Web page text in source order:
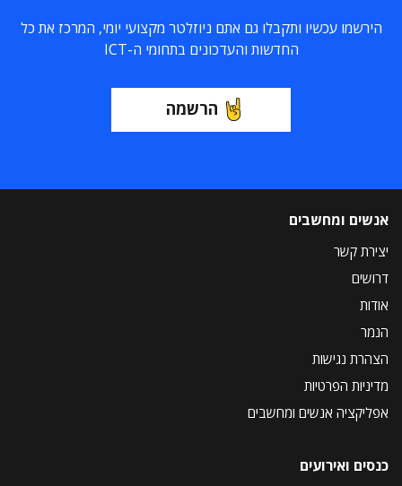
הירשמו עכשיו ותקבלו גם אתם ניוזלטר מקצועי יומי, המרכז את כל
החדשות והעדכונים בתחומי ה-ICT
הרשמה
אנשים ומחשבים
יצירת קשר
דרושים
אודות
הנמר
הצהרת נגישות
מדיניות הפרטיות
אפליקציה אנשים ומחשבים
כנסים ואירועים